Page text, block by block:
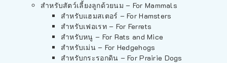
สำหรับสัตว์เลี้ยงลูกด้วยนม – For Mammals
สำหรับแฮมสเตอร์ – For Hamsters
สำหรับเฟอเรท – For Ferrets
สำหรับหนู – For Rats and Mice
สำหรับเม่น – For Hedgehogs
สำหรับกระรอกดิน – For Prairie Dogs